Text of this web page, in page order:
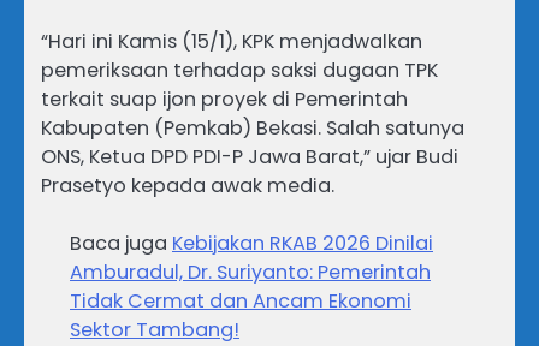
“Hari ini Kamis (15/1), KPK menjadwalkan
pemeriksaan terhadap saksi dugaan TPK
terkait suap ijon proyek di Pemerintah
Kabupaten (Pemkab) Bekasi. Salah satunya
ONS, Ketua DPD PDI-P Jawa Barat,” ujar Budi
Prasetyo kepada awak media.
Baca juga Kebijakan RKAB 2026 Dinilai
Amburadul, Dr. Suriyanto: Pemerintah
Tidak Cermat dan Ancam Ekonomi
Sektor Tambang!